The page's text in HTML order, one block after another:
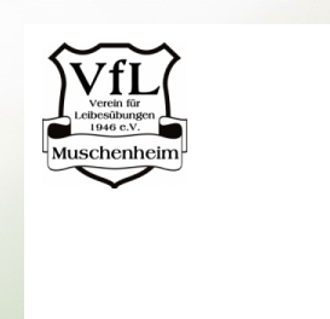
Zum
Inhalt
springen
(Enter
drücken)